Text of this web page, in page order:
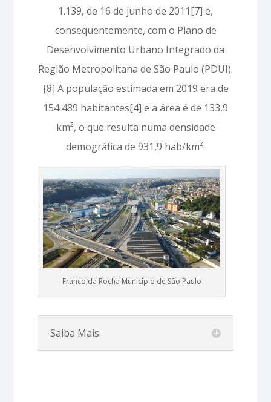
1.139, de 16 de junho de 2011[7] e,
consequentemente, com o Plano de
Desenvolvimento Urbano Integrado da
Região Metropolitana de São Paulo (PDUI).
[8] A população estimada em 2019 era de
154 489 habitantes[4] e a área é de 133,9
km², o que resulta numa densidade
demográfica de 931,9 hab/km².
Franco da Rocha Município de São Paulo
Saiba Mais